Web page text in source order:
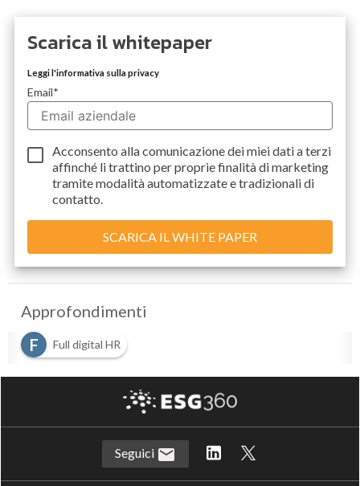
Scarica il whitepaper
Leggi l'informativa sulla privacy
Email*
Acconsento alla comunicazione dei miei dati aterzi
affinché li trattino per proprie finalità di marketing
tramite modalità automatizzate e tradizionali di
contatto.
Approfondimenti
F
Full digital HR
Seguici